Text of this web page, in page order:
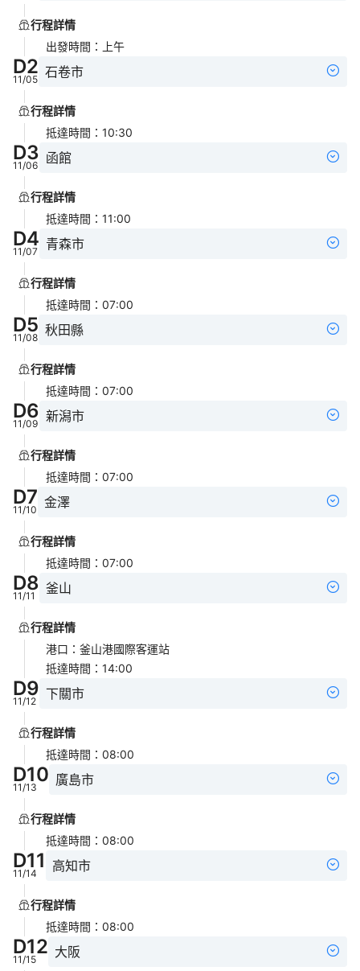
行程詳情
出發時間 ： 上午
D2
11/05 石卷市
行程詳情
抵達時間 ： 10:30
D3
11/06 函館
行程詳情
抵達時間 ： 11:00
D4
11/07 青森市
行程詳情
抵達時間 ： 07:00
D5
11/08 秋田縣
行程詳情
抵達時間 ： 07:00
D6
11/09 新潟市
行程詳情
抵達時間 ： 07:00
D7
11/10 金澤
行程詳情
抵達時間 ： 07:00
D8
11/11 釜山
行程詳情
港口 ： 釜山港國際客運站
抵達時間 ： 14:00
D9
11/12 下關市
行程詳情
抵達時間 ： 08:00
D10
11/13 廣島市
行程詳情
抵達時間 ： 08:00
D11
11/14 高知市
行程詳情
抵達時間 ： 08:00
D12
11/15 大阪